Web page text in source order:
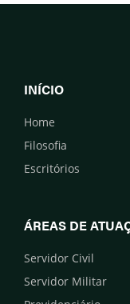
INÍCIO
Home
Filosofia
Escritórios
ÁREAS DE
Servidor Civil
Servidor Militar